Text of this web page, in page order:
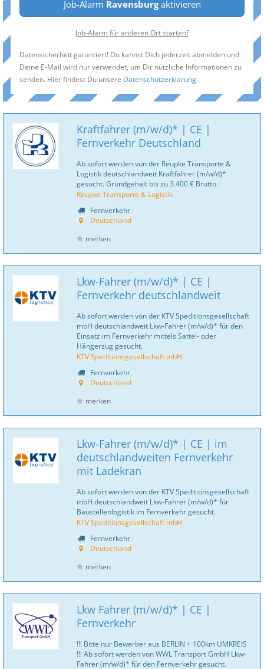
Job-Alarm Ravensburgaktivieren
Job-Alarm für anderen Ort starten?
Datensicherheit garantiert! Du kannst Dich jederzeit abmelden und
Deine E-Mail wird nur verwendet, um Dir nützliche Informationen zu
senden. Hier findest Du unsere Datenschutzerklärung.
Kraftfahrer (m/w/d)* | CE |
Fernverkehr Deutschland
Ab sofort werden von der Reupke Transporte &
Logistik deutschlandweit Kraftfahrer (m/w/d)*
gesucht. Grundgehalt bis zu 3.400 € Brutto.
Reupke Transporte & Logistik
Fernverkehr
Deutschland
merken
Lkw-Fahrer (m/w/d)* | CE |
Fernverkehr deutschlandweit
Ab sofort werden von der KTV Speditionsgesellschaft
mbH deutschlandweit Lkw-Fahrer (m/w/d)* für den
Einsatz im Fernverkehr mittels Sattel- oder
Hängerzug gesucht.
KTV Speditionsgesellschaft mbH
Fernverkehr
Deutschland
merken
Lkw-Fahrer (m/w/d)* | CE | im
deutschlandweiten Fernverkehr
mit Ladekran
Ab sofort werden von der KTV Speditionsgesellschaft
mbH deutschlandweit Lkw-Fahrer (m/w/d)* für
Baustellenlogistik im Fernverkehr gesucht.
KTV Speditionsgesellschaft mbH
Fernverkehr
Deutschland
merken
Lkw Fahrer (m/w/d)* | CE |
Fernverkehr
!!! Bitte nur Bewerber aus BERLIN + 100km UMKREIS
!!! Ab sofort werden von WWL Transport GmbH Lkw-
Fahrer (m/w/d)* für den Fernverkehr gesucht.